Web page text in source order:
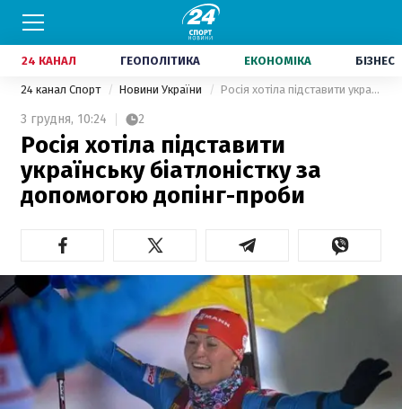
24 КАНАЛ ГЕОПОЛІТИКА ЕКОНОМІКА БІЗНЕС
24 канал Спорт Новини України Росія хотіла підставити українську біатлоністку за допомогою допінг-проби
3 грудня, 10:24 2
Росія хотіла підставити
українську біатлоністку за
допомогою допінг-проби